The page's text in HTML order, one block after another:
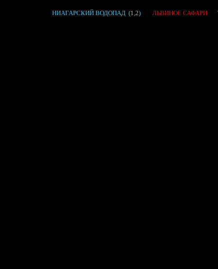
НИАГАРСКИЙ ВОДОПАД (1,2) ЛЬВИНОЕ САФАРИ